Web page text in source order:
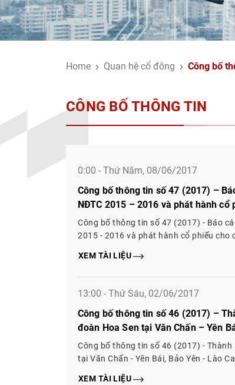
Home Quan hệ cổ đông Công bố
CÔNG BỐ THÔNG TIN
0:00 - Thứ Năm, 08/06/2017
Công bố thông tin số 47 (2017) –
NĐTC 2015 – 2016 và phát hành
phần từ nguồn vốn chủ sở hữu
Công bố thông tin số 47 (2017) - Báo
2015 - 2016 và phát hành cổ phiếu
vốn chủ sở hữu
XEM TÀI LIỆU
13:00 - Thứ Sáu, 02/06/2017
Công bố thông tin số 46 (2017) –
đoàn Hoa Sen tại Văn Chấn – Yên
Tịnh An – Quảng Ngãi, Chi nhánh
Mai Sơn – Sơn La
Công bố thông tin số 46 (2017) - Thành
tại Văn Chấn - Yên Bái, Bảo Yên - Lào
nhánh Số 2 Công ty Cổ phần Tập đoàn
XEM TÀI LIỆU